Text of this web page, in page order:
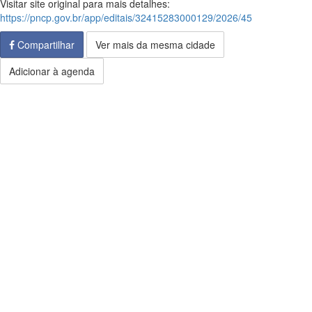
Visitar site original para mais detalhes:
https://pncp.gov.br/app/editais/32415283000129/2026/45
Compartilhar
Ver mais da mesma cidade
Adicionar à agenda